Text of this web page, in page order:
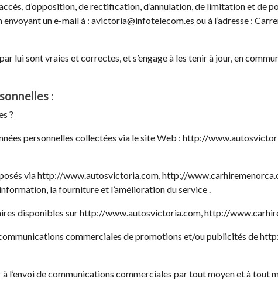
d’opposition, de rectification, d’annulation, de limitation et de
un e-mail à : avictoria@infotelecom.es ou à l’adresse :
lui sont vraies et correctes, et s’engage à les tenir à jour, en
:
?
personnelles collectées via le site Web : http://
via http://www.autosvictoria.com, http://
la fourniture et l’amélioration du service .
disponibles sur http://www.autosvictoria.com, http://
commerciales de promotions et/ou publicités de
l’envoi de communications commerciales par tout moyen et à tout